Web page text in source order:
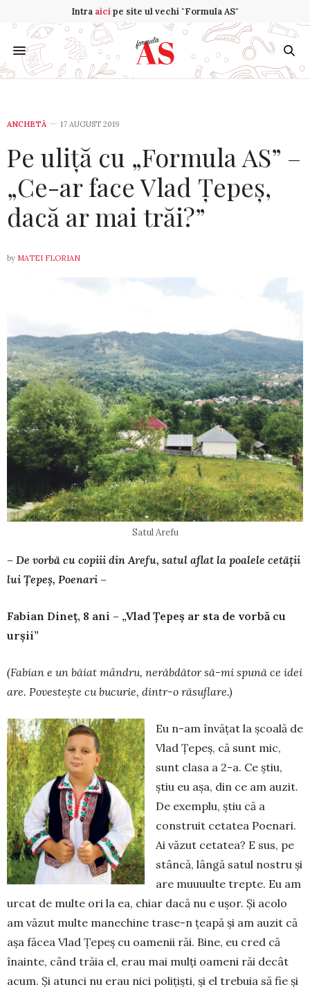
Intra aicipe site ul vechi "Formula AS"
ANCHETĂ 17 AUGUST 2019
Pe uliță cu „Formula AS” –
„Ce-ar face Vlad Țepeș,
dacă ar mai trăi?”
by MATEI FLORIAN
Satul Arefu
– De vorbă cu copiii din Arefu, satul aflat la poalele cetății
lui Țepeș, Poenari –
Fabian Dineț, 8 ani – „Vlad Țepeș ar sta de vorbă cu
urșii”
(Fabian e un băiat mândru, nerăbdător să-mi spună ce idei
are. Povestește cu bucurie, dintr-o răsuflare.)
Eu n-am învățat la școală de
Vlad Țepeș, că sunt mic,
sunt clasa a 2-a. Ce știu,
știu eu așa, din ce am auzit.
De exemplu, știu că a
construit cetatea Po­enari.
Ai văzut cetatea? E sus, pe
stâncă, lângă satul nostru și
are muuuulte trepte. Eu am
urcat de multe ori la ea, chiar dacă nu e ușor. Și acolo
am văzut multe manechine trase-n țeapă și am auzit că
așa făcea Vlad Țepeș cu oa­menii răi. Bine, eu cred că
înainte, când trăia el, erau mai mulți oameni răi decât
acum. Și atunci nu erau nici polițiști, și el trebuia să fie și